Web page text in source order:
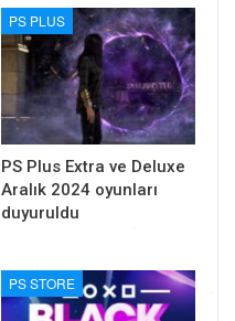
PS PLUS
PS Plus Extra ve Deluxe
Aralık 2024 oyunları
duyuruldu
PS STORE